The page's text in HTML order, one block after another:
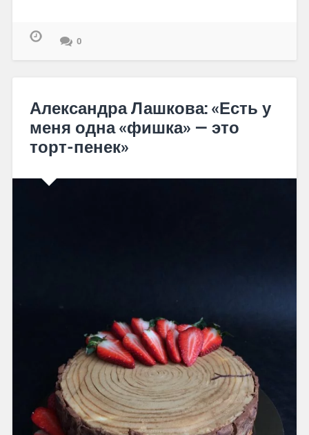
0
Александра Лашкова: «Есть у
меня одна «фишка» — это
торт-пенек»